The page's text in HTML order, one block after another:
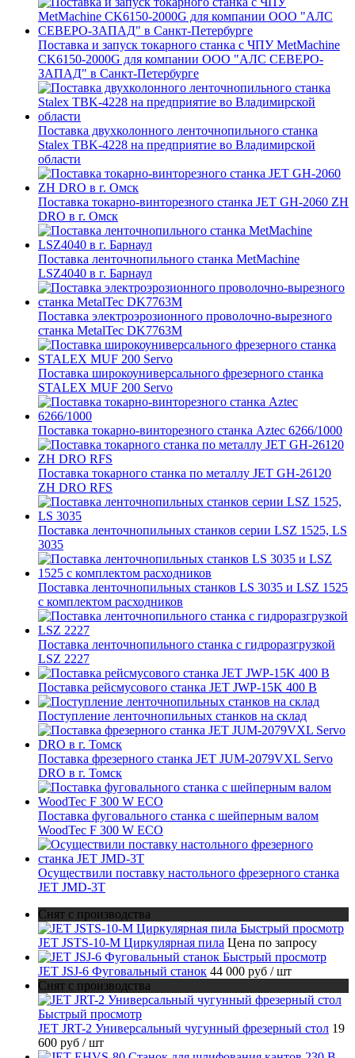
Поставка и запуск токарного станка с ЧПУ MetMachine
CK6150-2000G для компании ООО "АЛС СЕВЕРО-
ЗАПАД" в Санкт-Петербурге
Поставка двухколонного ленточнопильного станка
Stalex TBK-4228 на предприятие во Владимирской
области
Поставка токарно-винторезного станка JET GH-2060 ZH
DRO в г. Омск
Поставка ленточнопильного станка MetMachine
LSZ4040 в г. Барнаул
Поставка электроэрозионного проволочно-вырезного
станка MetalTec DK7763M
Поставка широкоуниверсального фрезерного станка
STALEX MUF 200 Servo
Поставка токарно-винторезного станка Aztec 6266/1000
Поставка токарного станка по металлу JET GH-26120
ZH DRO RFS
Поставка ленточнопильных станков серии LSZ 1525, LS
3035
Поставка ленточнопильных станков LS 3035 и LSZ 1525
с комплектом расходников
Поставка ленточнопильного станка c гидроразгрузкой
LSZ 2227
Поставка рейсмусового станка JET JWP-15K 400 В
Поступление ленточнопильных станков на склад
Поставка фрезерного станка JET JUM-2079VXL Servo
DRO в г. Томск
Поставка фуговального станка с шейперным валом
WoodTec F 300 W ECO
Осуществили поставку настольного фрезерного станка
JET JMD-3T
Снят с производства
Быстрый просмотр
JET JSTS-10-M Циркулярная пила Цена по запросу
Быстрый просмотр
JET JSJ-6 Фуговальный станок 44 000 руб / шт
Снят с производства
Быстрый просмотр
JET JRT-2 Универсальный чугунный фрезерный стол 19
600 руб / шт